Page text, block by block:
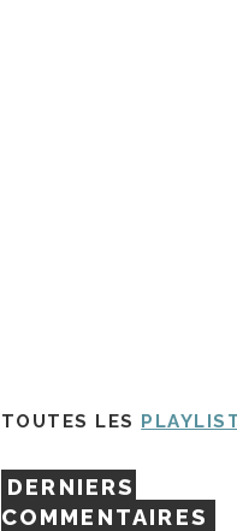
TOUTES LES
DERNIERS
COMMENTAIRES